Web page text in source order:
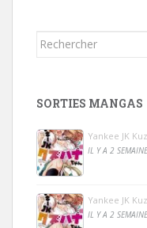
Rechercher...
SORTIES MANGAS
Yankee JK
IL Y A 2
Yankee JK
IL Y A 2